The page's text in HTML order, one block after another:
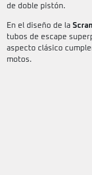
de doble pistón.
En el diseño de la
tubos de escape
aspecto clásico
motos.